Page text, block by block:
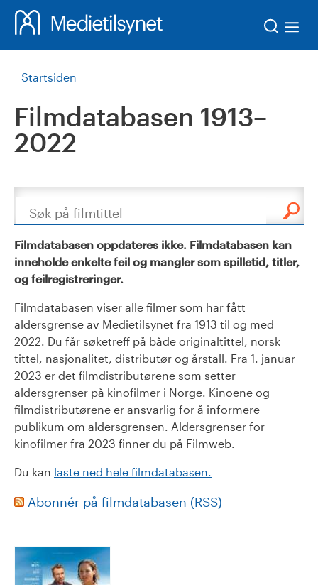
Startsiden
Filmdatabasen 1913–
2022
Søk
Filmdatabasen oppdateres ikke. Filmdatabasen kan
inneholde enkelte feil og mangler som spilletid, titler,
og feilregistreringer.
Filmdatabasen viser alle filmer som har fått
aldersgrense av Medietilsynet fra 1913 til og med
2022. Du får søketreff på både originaltittel, norsk
tittel, nasjonalitet, distributør og årstall. Fra 1. januar
2023 er det filmdistributørene som setter
aldersgrenser på kinofilmer i Norge. Kinoene og
filmdistributørene er ansvarlig for å informere
publikum om aldersgrensen. Aldersgrenser for
kinofilmer fra 2023 finner du på Filmweb.
Du kan laste ned hele filmdatabasen.
Abonnér på filmdatabasen (RSS)